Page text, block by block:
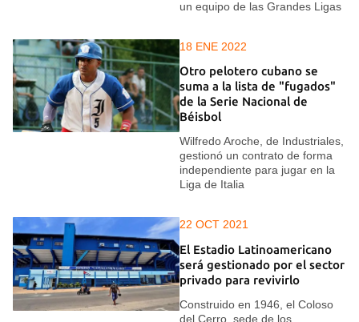
un equipo de las Grandes Ligas
18 ENE 2022
Otro pelotero cubano se
suma a la lista de "fugados"
de la Serie Nacional de
Béisbol
Wilfredo Aroche, de Industriales,
gestionó un contrato de forma
independiente para jugar en la
Liga de Italia
22 OCT 2021
El Estadio Latinoamericano
será gestionado por el sector
privado para revivirlo
Construido en 1946, el Coloso
del Cerro, sede de los